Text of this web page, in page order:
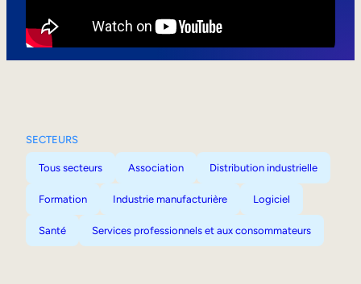
SECTEURS
Tous secteurs Association Distribution industrielle
Formation Industrie manufacturière Logiciel
Santé Services professionnels et aux consommateurs